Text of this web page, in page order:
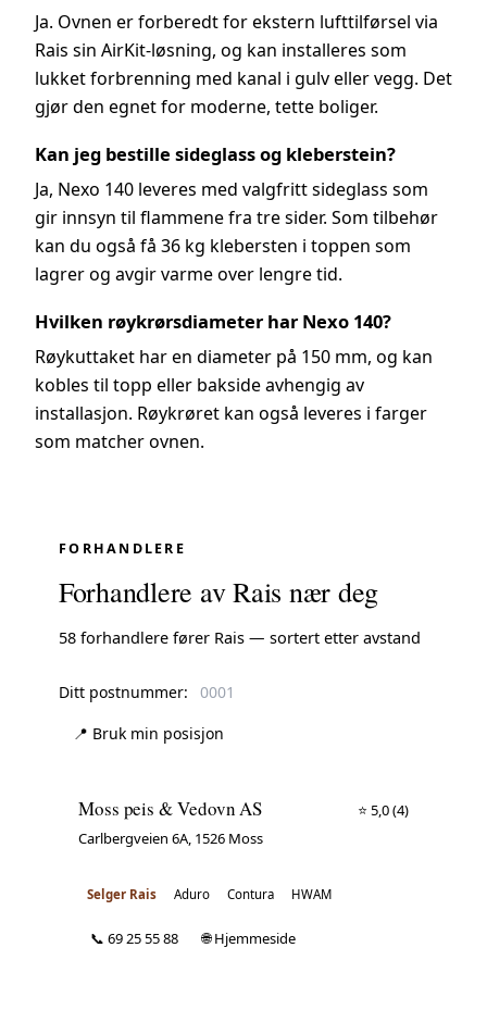
Ja. Ovnen er forberedt for ekstern lufttilførsel via
Rais sin AirKit-løsning, og kan installeres som
lukket forbrenning med kanal i gulv eller vegg. Det
gjør den egnet for moderne, tette boliger.
Kan jeg bestille sideglass og kleberstein?
Ja, Nexo 140 leveres med valgfritt sideglass som
gir innsyn til flammene fra tre sider. Som tilbehør
kan du også få 36 kg klebersten i toppen som
lagrer og avgir varme over lengre tid.
Hvilken røykrørsdiameter har Nexo 140?
Røykuttaket har en diameter på 150 mm, og kan
kobles til topp eller bakside avhengig av
installasjon. Røykrøret kan også leveres i farger
som matcher ovnen.
FORHANDLERE
Forhandlere av Rais nær deg
58 forhandlere fører Rais — sortert etter avstand
Ditt postnummer:
📍 Bruk min posisjon
Moss peis & Vedovn AS ⭐ 5,0(4)
Carlbergveien 6A, 1526 Moss
Selger Rais Aduro Contura HWAM
📞 69 25 55 88 🌐 Hjemmeside